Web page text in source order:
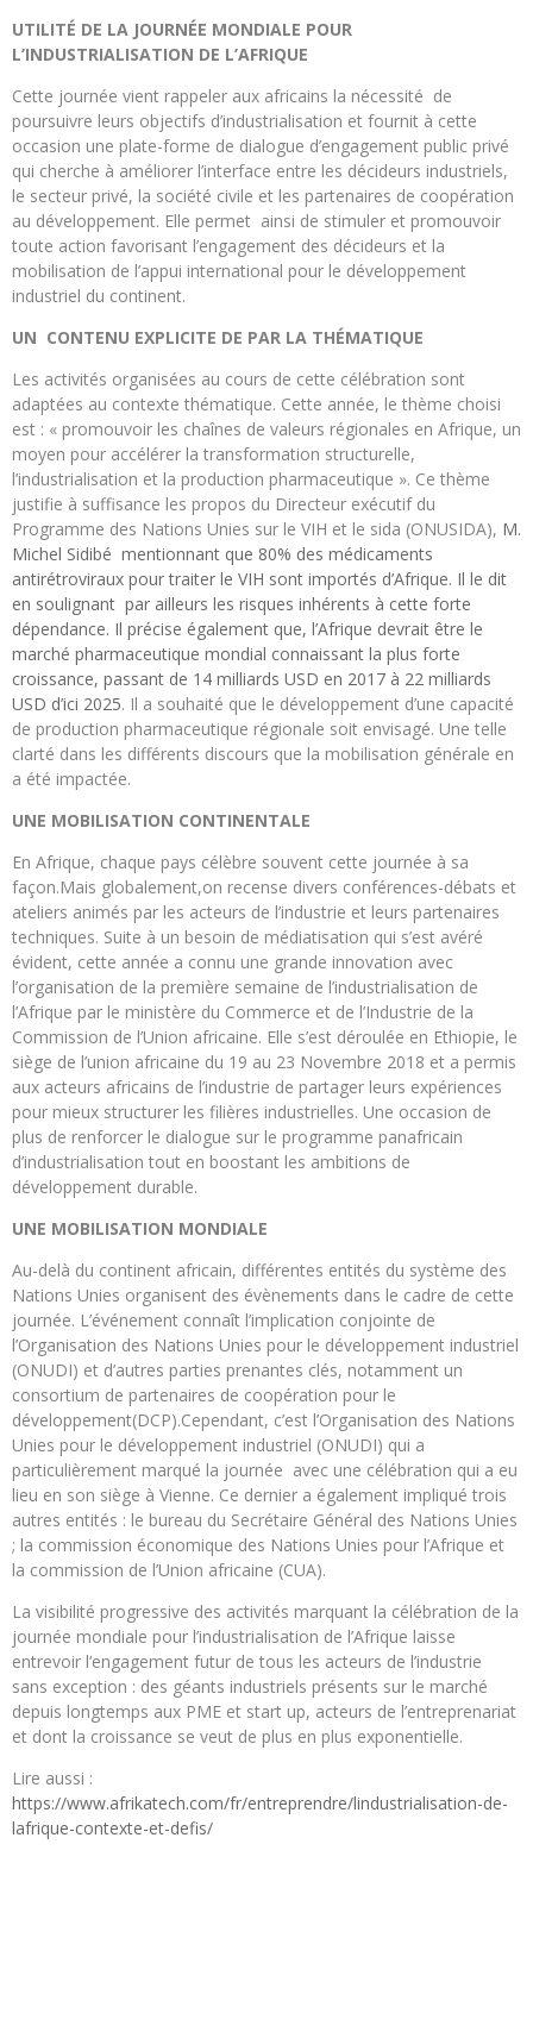
UTILITÉ DE LA JOURNÉE MONDIALE POUR
L’INDUSTRIALISATION DE L’AFRIQUE
Cette journée vient rappeler aux africains la nécessité de
poursuivre leurs objectifs d’industrialisation et fournit à cette
occasion une plate-forme de dialogue d’engagement public privé
qui cherche à améliorer l’interface entre les décideurs industriels,
le secteur privé, la société civile et les partenaires de coopération
au développement. Elle permet ainsi de stimuler et promouvoir
toute action favorisant l’engagement des décideurs et la
mobilisation de l’appui international pour le développement
industriel du continent.
UN CONTENU EXPLICITE DE PAR LA THÉMATIQUE
Les activités organisées au cours de cette célébration sont
adaptées au contexte thématique. Cette année, le thème choisi
est : « promouvoir les chaînes de valeurs régionales en Afrique, un
moyen pour accélérer la transformation structurelle,
l’industrialisation et la production pharmaceutique ». Ce thème
justifie à suffisance les propos du Directeur exécutif du
Programme des Nations Unies sur le VIH et le sida (ONUSIDA), M.
Michel Sidibé mentionnant que 80% des médicaments
antirétroviraux pour traiter le VIH sont importés d’Afrique. Il le dit
en soulignant par ailleurs les risques inhérents à cette forte
dépendance. Il précise également que, l’Afrique devrait être le
marché pharmaceutique mondial connaissant la plus forte
croissance, passant de 14 milliards USD en 2017 à 22 milliards
USD d’ici 2025. Il a souhaité que le développement d’une capacité
de production pharmaceutique régionale soit envisagé. Une telle
clarté dans les différents discours que la mobilisation générale en
a été impactée.
UNE MOBILISATION CONTINENTALE
En Afrique, chaque pays célèbre souvent cette journée à sa
façon.Mais globalement,on recense divers conférences-débats et
ateliers animés par les acteurs de l’industrie et leurs partenaires
techniques. Suite à un besoin de médiatisation qui s’est avéré
évident, cette année a connu une grande innovation avec
l’organisation de la première semaine de l’industrialisation de
l’Afrique par le ministère du Commerce et de l’Industrie de la
Commission de l’Union africaine. Elle s’est déroulée en Ethiopie, le
siège de l’union africaine du 19 au 23 Novembre 2018 et a permis
aux acteurs africains de l’industrie de partager leurs expériences
pour mieux structurer les filières industrielles. Une occasion de
plus de renforcer le dialogue sur le programme panafricain
d’industrialisation tout en boostant les ambitions de
développement durable.
UNE MOBILISATION MONDIALE
Au-delà du continent africain, différentes entités du système des
Nations Unies organisent des évènements dans le cadre de cette
journée. L’événement connaît l’implication conjointe de
l’Organisation des Nations Unies pour le développement industriel
(ONUDI) et d’autres parties prenantes clés, notamment un
consortium de partenaires de coopération pour le
développement(DCP).Cependant, c’est l’Organisation des Nations
Unies pour le développement industriel (ONUDI) qui a
particulièrement marqué la journée avec une célébration qui a eu
lieu en son siège à Vienne. Ce dernier a également impliqué trois
autres entités : le bureau du Secrétaire Général des Nations Unies
; la commission économique des Nations Unies pour l’Afrique et
la commission de l’Union africaine (CUA).
La visibilité progressive des activités marquant la célébration de la
journée mondiale pour l’industrialisation de l’Afrique laisse
entrevoir l’engagement futur de tous les acteurs de l’industrie
sans exception : des géants industriels présents sur le marché
depuis longtemps aux PME et start up, acteurs de l’entreprenariat
et dont la croissance se veut de plus en plus exponentielle.
Lire aussi :
https://www.afrikatech.com/fr/entreprendre/lindustrialisation-de-
lafrique-contexte-et-defis/